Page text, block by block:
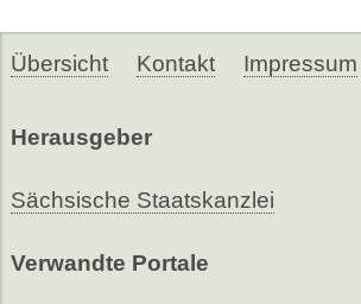
Übersicht Kontakt Impressum
Herausgeber
Sächsische Staatskanzlei
Verwandte Portale